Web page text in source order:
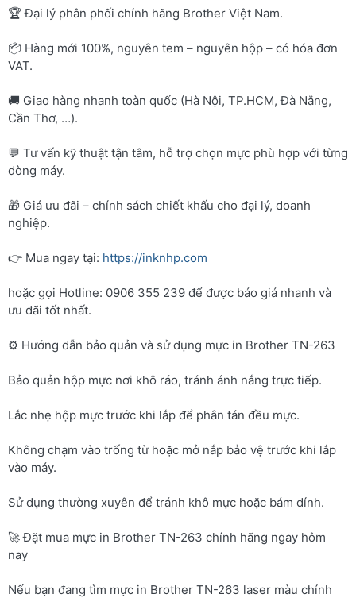
🏆 Đại lý phân phối chính hãng Brother Việt Nam.
📦 Hàng mới 100%, nguyên tem – nguyên hộp – có hóa đơn
VAT.
🚚 Giao hàng nhanh toàn quốc (Hà Nội, TP.HCM, Đà Nẵng,
Cần Thơ, …).
💬 Tư vấn kỹ thuật tận tâm, hỗ trợ chọn mực phù hợp với từng
dòng máy.
🎁 Giá ưu đãi – chính sách chiết khấu cho đại lý, doanh
nghiệp.
👉 Mua ngay tại: https://inknhp.com
hoặc gọi Hotline: 0906 355 239 để được báo giá nhanh và
ưu đãi tốt nhất.
⚙️ Hướng dẫn bảo quản và sử dụng mực in Brother TN-263
Bảo quản hộp mực nơi khô ráo, tránh ánh nắng trực tiếp.
Lắc nhẹ hộp mực trước khi lắp để phân tán đều mực.
Không chạm vào trống từ hoặc mở nắp bảo vệ trước khi lắp
vào máy.
Sử dụng thường xuyên để tránh khô mực hoặc bám dính.
🚀 Đặt mua mực in Brother TN-263 chính hãng ngay hôm
nay
Nếu bạn đang tìm mực in Brother TN-263 laser màu chính